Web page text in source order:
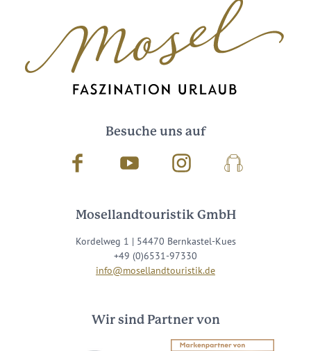
Besuche uns auf
Facebook Youtube InstagramPodcast
Mosellandtouristik GmbH
Kordelweg 1 | 54470 Bernkastel-Kues
+49 (0)6531-97330
info@mosellandtouristik.de
Wir sind Partner von